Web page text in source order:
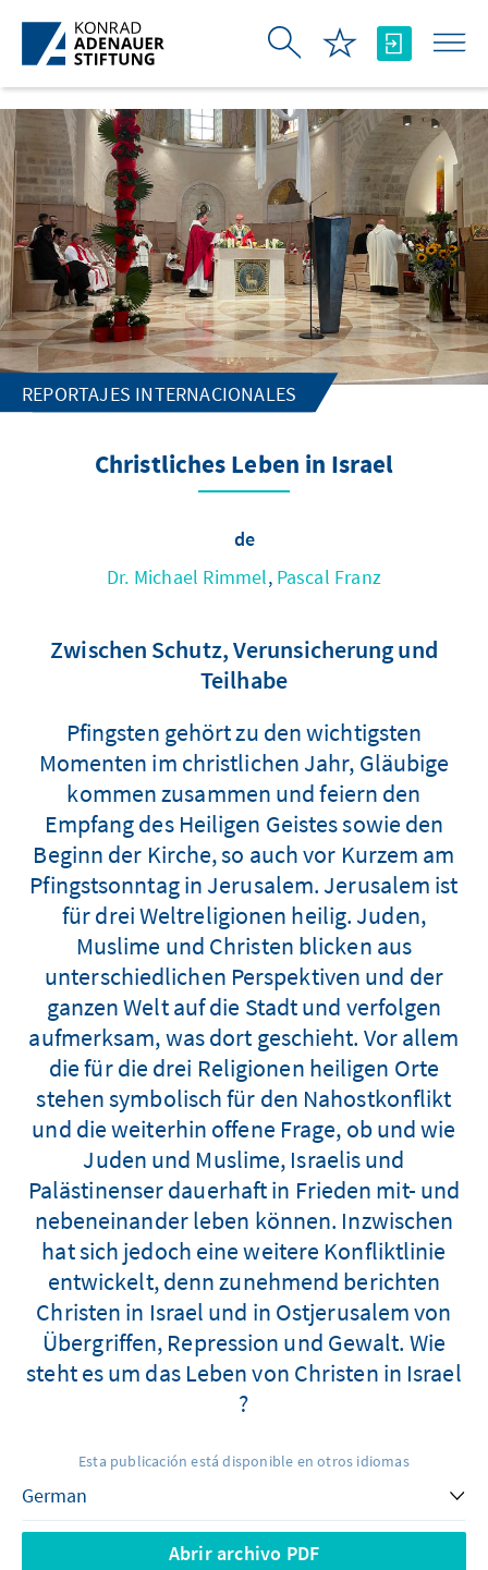
Saltar al contenido principal
REPORTAJES INTERNACIONALES
Christliches Leben in Israel
de
Dr. Michael Rimmel, Pascal Franz
Zwischen Schutz, Verunsicherung und
Teilhabe
Pfingsten gehört zu den wichtigsten
Momenten im christlichen Jahr, Gläubige
kommen zusammen und feiern den
Empfang des Heiligen Geistes sowie den
Beginn der Kirche, so auch vor Kurzem am
Pfingstsonntag in Jerusalem. Jerusalem ist
für drei Weltreligionen heilig. Juden,
Muslime und Christen blicken aus
unterschiedlichen Perspektiven und der
ganzen Welt auf die Stadt und verfolgen
aufmerksam, was dort geschieht. Vor allem
die für die drei Religionen heiligen Orte
stehen symbolisch für den Nahostkonflikt
und die weiterhin offene Frage, ob und wie
Juden und Muslime, Israelis und
Palästinenser dauerhaft in Frieden mit- und
nebeneinander leben können. Inzwischen
hat sich jedoch eine weitere Konfliktlinie
entwickelt, denn zunehmend berichten
Christen in Israel und in Ostjerusalem von
Übergriffen, Repression und Gewalt. Wie
steht es um das Leben von Christen in Israel
?
Esta publicación está disponible en otros idiomas
Abrir archivo PDF